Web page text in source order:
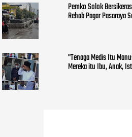
Pemko Solok
Rehab Pagar Pasaraya
"Tenaga Medis Itu
Mereka itu Ibu, Anak,